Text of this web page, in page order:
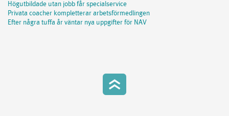
Högutbildade utan jobb får specialservice
Privata coacher kompletterar arbetsförmedlingen
Efter några tuffa år väntar nya uppgifter för NAV
h